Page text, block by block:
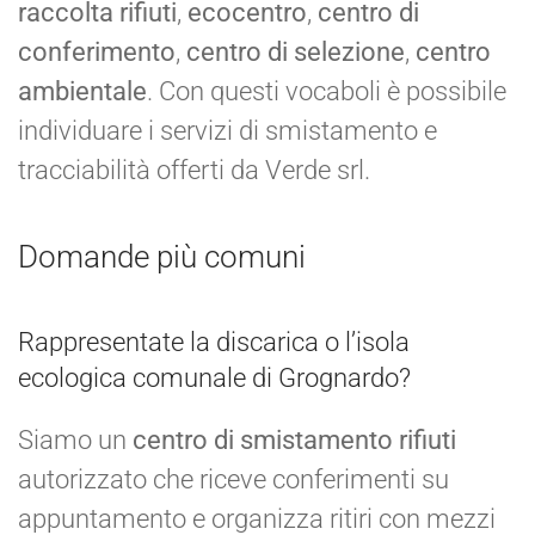
raccolta rifiuti, ecocentro, centro di
conferimento, centro di selezione, centro
ambientale. Con questi vocaboli è possibile
individuare i servizi di smistamento e
tracciabilità offerti da Verde srl.
Domande più comuni
Rappresentate la discarica o l’isola
ecologica comunale di Grognardo?
Siamo un centro di smistamento rifiuti
autorizzato che riceve conferimenti su
appuntamento e organizza ritiri con mezzi